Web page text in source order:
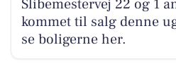
Slibemestervej 22 og 1
kommet til salg denne
se boligerne her.